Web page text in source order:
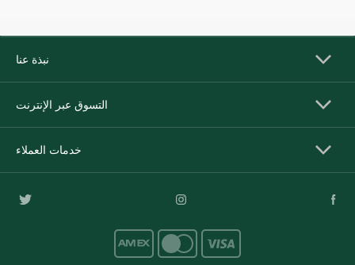
نبذة عنا
التسوق عبر الإنترنت
خدمات العملاء